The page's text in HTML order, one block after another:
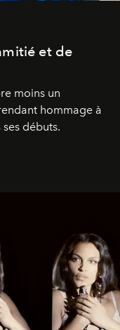
et de
moins un
hommage à
débuts.